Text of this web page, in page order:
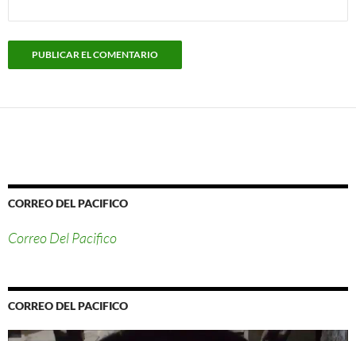
CORREO DEL PACIFICO
Correo Del Pacifico
CORREO DEL PACIFICO